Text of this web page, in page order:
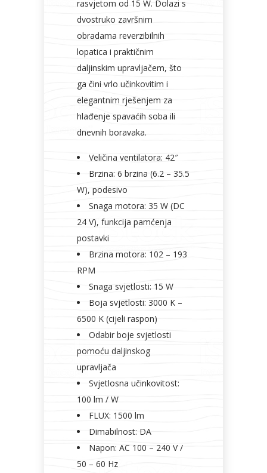
rasvjetom od 15 W. Dolazi s
dvostruko završnim
obradama reverzibilnih
lopatica i praktičnim
daljinskim upravljačem, što
ga čini vrlo učinkovitim i
elegantnim rješenjem za
hlađenje spavaćih soba ili
dnevnih boravaka.
Veličina ventilatora: 42″
Brzina: 6 brzina (6.2 – 35.5
W), podesivo
Snaga motora: 35 W (DC
24 V), funkcija pamćenja
postavki
Brzina motora: 102 – 193
RPM
Snaga svjetlosti: 15 W
Boja svjetlosti: 3000 K –
6500 K (cijeli raspon)
Odabir boje svjetlosti
pomoću daljinskog
upravljača
Svjetlosna učinkovitost:
100 lm / W
FLUX: 1500 lm
Dimabilnost: DA
Napon: AC 100 – 240 V /
50 – 60 Hz